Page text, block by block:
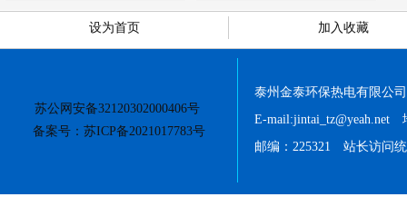
设为首页 加入收藏
苏公网安备32120302000406号
备案号：苏ICP备2021017783号
泰州金泰环保热电有限公
E-mail:jintai_tz@yeah.net
邮编：225321 站长访问